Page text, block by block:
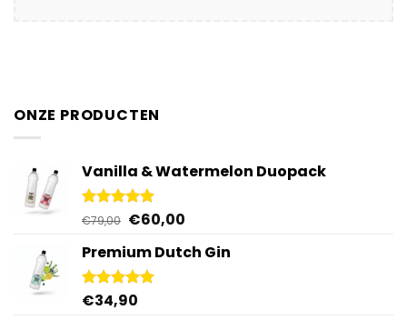
ONZE PRODUCTEN
Vanilla & Watermelon Duopack
Gewaardeerd
€79,00 Oorspronkelijke
was:
€79,00.
€60,00Huidige
is:
Premium Dutch Gin
Gewaardeerd
€34,90